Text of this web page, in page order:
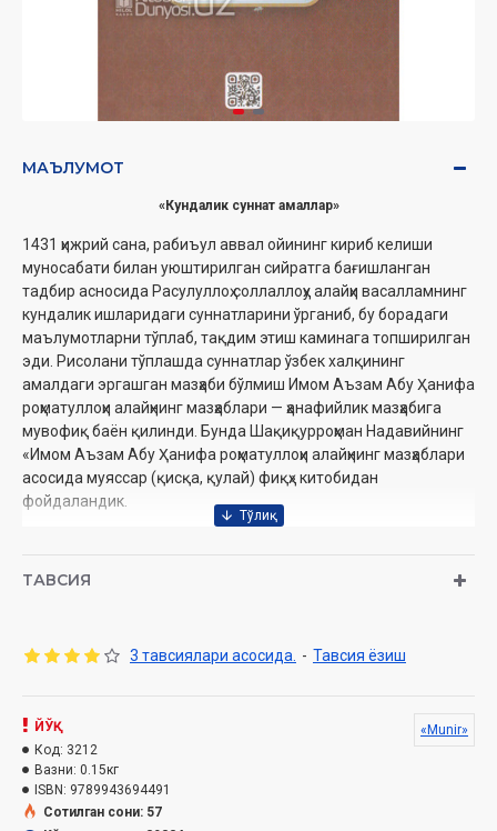
МАЪЛУМОТ
«Кундалик суннат амаллар»
1431 ҳижрий сана, рабиъул аввал ойининг кириб келиши
муносабати билан уюштирилган сийратга бағишланган
тадбир асносида Расулуллоҳ соллаллоҳу алайҳи васалламнинг
кундалик ишларидаги суннатларини ўрганиб, бу борадаги
маълумотларни тўплаб, тақдим этиш каминага топширилган
эди. Рисолани тўплашда суннатлар ўзбек халқининг
амалдаги эргашган мазҳаби бўлмиш Имом Аъзам Абу Ҳанифа
роҳматуллоҳи алайҳнинг мазҳаблари — ҳанафийлик мазҳабига
мувофиқ баён қилинди. Бунда Шақиқурроҳман Надавийнинг
«Имом Аъзам Абу Ҳанифа роҳматуллоҳи алайҳнинг мазҳаблари
асосида муяссар (қисқа, қулай) фиқҳ» китобидан
фойдаландик.
захира бўлишини насиб қилсин. Аввало ўзимизни, қолаверса,
кечиришларини муваффақ айласин.
Муаллиф: Ҳусайнхон Яҳё Абдулмажид
Нашриёт: «Munir» нашриёти
Сана: 2022 йил
ТАВСИЯ
3 тавсиялари асосида. - Тавсия ёзиш
ЙЎҚ
Код: 3212
Вазни: 0.15кг
ISBN: 9789943694491
«Munir»
Сотилган сони: 57